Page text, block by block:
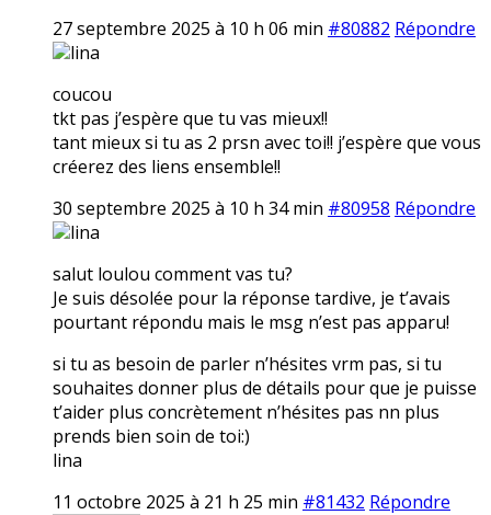
27 septembre 2025 à 10 h 06 min #80882 Répondre
lina
coucou
tkt pas j’espère que tu vas mieux!!
tant mieux si tu as 2 prsn avec toi!! j’espère que vous
créerez des liens ensemble!!
30 septembre 2025 à 10 h 34 min #80958 Répondre
lina
salut loulou comment vas tu?
Je suis désolée pour la réponse tardive, je t’avais
pourtant répondu mais le msg n’est pas apparu!
si tu as besoin de parler n’hésites vrm pas, si tu
souhaites donner plus de détails pour que je puisse
t’aider plus concrètement n’hésites pas nn plus
prends bien soin de toi:)
lina
11 octobre 2025 à 21 h 25 min #81432 Répondre